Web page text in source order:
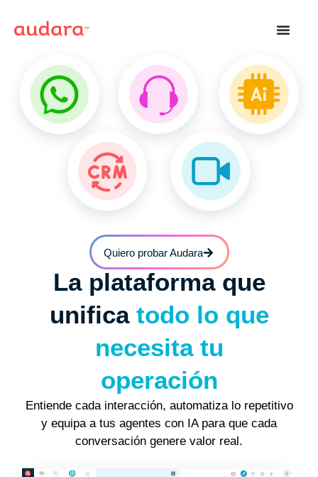
Quiero probar Audara
La plataforma que
unifica todo lo que
necesita tu
operación
Entiende cada interacción, automatiza lo repetitivo
y equipa a tus agentes con IA para que cada
conversación genere valor real.